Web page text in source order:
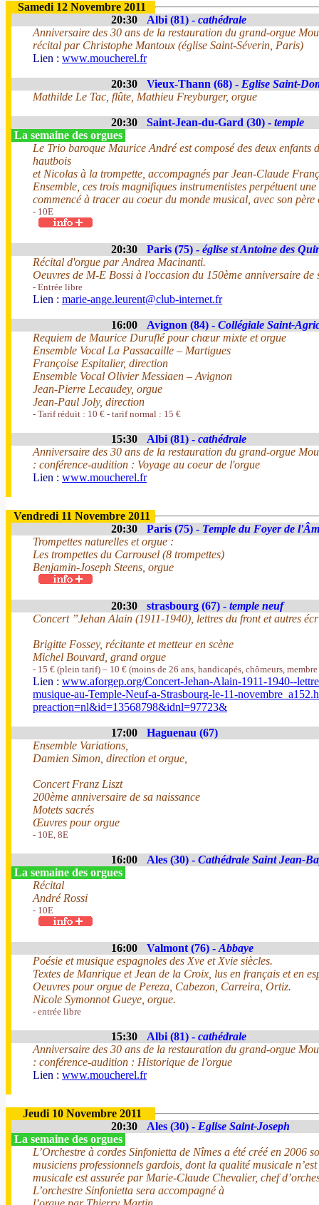
Samedi 12 Novembre 2011
20:30
Albi (81) - cathédrale
Anniversaire des 30 ans de la restauration du grand-orgue
récital par Christophe Mantoux (église Saint-Séverin, Paris)
Lien : www.moucherel.fr
20:30 Vieux-Thann (68) - Eglise Saint-
Mathilde Le Tac, flûte, Mathieu Freyburger, orgue
20:30 Saint-Jean-du-Gard (30) - temple
La semaine des orgues
Le Trio baroque Maurice André est composé des deux
hautbois
et Nicolas à la trompette, accompagnés par Jean-Claude
Ensemble, ces trois magnifiques instrumentistes perpétuent
commencé à tracer au coeur du monde musical, avec son père
- 10E
20:30 Paris (75) - église st Antoine des
Récital d'orgue par Andrea Macinanti.
Oeuvres de M-E Bossi à l'occasion du 150ème anniversaire de
- Entrée libre
Lien : marie-ange.leurent@club-internet.fr
16:00 Avignon (84) - Collégiale Saint-
Requiem de Maurice Duruflé pour chœur mixte et orgue
Ensemble Vocal La Passacaille – Martigues
Françoise Espitalier, direction
Ensemble Vocal Olivier Messiaen – Avignon
Jean-Pierre Lecaudey, orgue
Jean-Paul Joly, direction
- Tarif réduit : 10 € - tarif normal : 15 €
15:30 Albi (81) - cathédrale
Anniversaire des 30 ans de la restauration du grand-orgue
: conférence-audition : Voyage au coeur de l'orgue
Lien : www.moucherel.fr
Vendredi 11 Novembre 2011
20:30
Paris (75) - Temple du Foyer de
Trompettes naturelles et orgue :
Les trompettes du Carrousel (8 trompettes)
Benjamin-Joseph Steens, orgue
20:30 strasbourg (67) - temple neuf
Concert ”Jehan Alain (1911-1940), lettres du front et autres
Brigitte Fossey, récitante et metteur en scène
Michel Bouvard, grand orgue
- 15 € (plein tarif) – 10 € (moins de 26 ans, handicapés, chômeurs,
Lien : www.aforgep.org/Concert-Jehan-Alain-1911-1940--
musique-au-Temple-Neuf-a-Strasbourg-le-11-
preaction=nl&id=13568798&idnl=97723&
17:00
Haguenau (67)
Ensemble Variations,
Damien Simon, direction et orgue,
Concert Franz Liszt
200ème anniversaire de sa naissance
Motets sacrés
Œuvres pour orgue
- 10E, 8E
16:00 Ales (30) - Cathédrale Saint Jean-
La semaine des orgues
Récital
André Rossi
- 10E
16:00 Valmont (76) - Abbaye
Poésie et musique espagnoles des Xve et Xvie siècles.
Textes de Manrique et Jean de la Croix, lus en français et en
Oeuvres pour orgue de Pereza, Cabezon, Carreira, Ortiz.
Nicole Symonnot Gueye, orgue.
- entrée libre
15:30 Albi (81) - cathédrale
Anniversaire des 30 ans de la restauration du grand-orgue
: conférence-audition : Historique de l'orgue
Lien : www.moucherel.fr
Jeudi 10 Novembre 2011
20:30
Ales (30) - Eglise Saint-Joseph
La semaine des orgues
L’Orchestre à cordes Sinfonietta de Nîmes a été créé en 2006
musiciens professionnels gardois, dont la qualité musicale
musicale est assurée par Marie-Claude Chevalier, chef
L’orchestre Sinfonietta sera accompagné à